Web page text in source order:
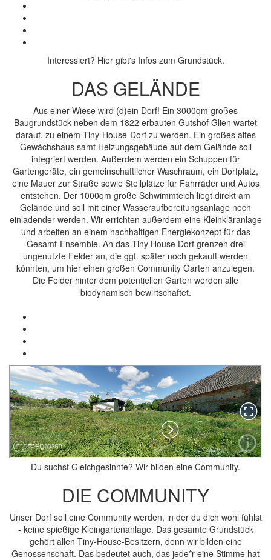
Interessiert? Hier gibt's Infos zum Grundstück.
DAS GELÄNDE
Aus einer Wiese wird (d)ein Dorf! Ein 3000qm großes
Baugrundstück neben dem 1822 erbauten Gutshof Glien wartet
darauf, zu einem Tiny-House-Dorf zu werden. Ein großes altes
Gewächshaus samt Heizungsgebäude auf dem Gelände soll
integriert werden. Außerdem werden ein Schuppen für
Gartengeräte, ein gemeinschaftlicher Waschraum, ein Dorfplatz,
eine Mauer zur Straße sowie Stellplätze für Fahrräder und Autos
entstehen. Der 1000qm große Schwimmteich liegt direkt am
Gelände und soll mit einer Wasseraufbereitungsanlage noch
einladender werden. Wir errichten außerdem eine Kleinkläranlage
und arbeiten an einem nachhaltigen Energiekonzept für das
Gesamt-Ensemble. An das Tiny House Dorf grenzen drei
ungenutzte Felder an, die ggf. später noch gekauft werden
könnten, um hier einen großen Community Garten anzulegen.
Die Felder hinter dem potentiellen Garten werden alle
biodynamisch bewirtschaftet.
Du suchst Gleichgesinnte? Wir bilden eine Community.
DIE COMMUNITY
Unser Dorf soll eine Community werden, in der du dich wohl fühlst
- keine spießige Kleingartenanlage. Das gesamte Grundstück
gehört allen Tiny-House-Besitzern, denn wir bilden eine
Genossenschaft. Das bedeutet auch, das jede*r eine Stimme hat